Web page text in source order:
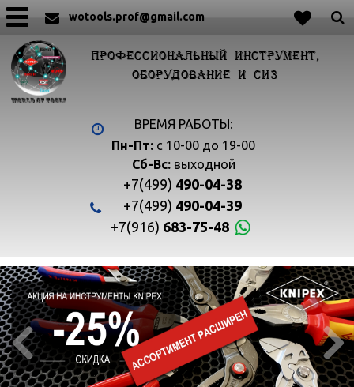
wotools.prof@gmail.com
ПРОФЕССИОНАЛЬНЫЙ ИНСТРУМЕНТ,
ОБОРУДОВАНИЕ И СИЗ
ВРЕМЯ РАБОТЫ:
Пн-Пт: с 10-00 до 19-00
Сб-Вс:выходной
+7(499) 490-04-38
+7(499) 490-04-39
+7(916) 683-75-48
 